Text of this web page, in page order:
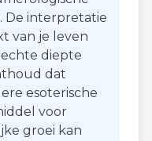
De interpretatie
van je leven
diepte
dat
esoterische
voor
groei kan